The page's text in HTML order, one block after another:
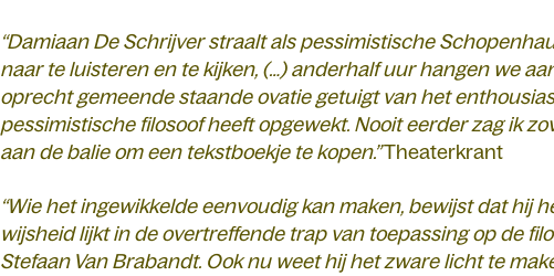
“Damiaan De Schrijver straalt als pessimistische
naar te luisteren en te kijken, (…) anderhalf uur hangen we
oprecht gemeende staande ovatie getuigt van het
pessimistische filosoof heeft opgewekt. Nooit eerder zag ik
aan de balie om een tekstboekje te kopen.”Theaterkrant
“Wie het ingewikkelde eenvoudig kan maken, bewijst dat hij
wijsheid lijkt in de overtreffende trap van toepassing op de
Stefaan Van Brabandt. Ook nu weet hij het zware licht te